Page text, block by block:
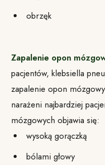
obrzęk
Zapalenie opon
pacjentów, klebsiella
zapalenie opon
narażeni najbardziej
mózgowych objawia się:
wysoką gorączką
bólami głowy